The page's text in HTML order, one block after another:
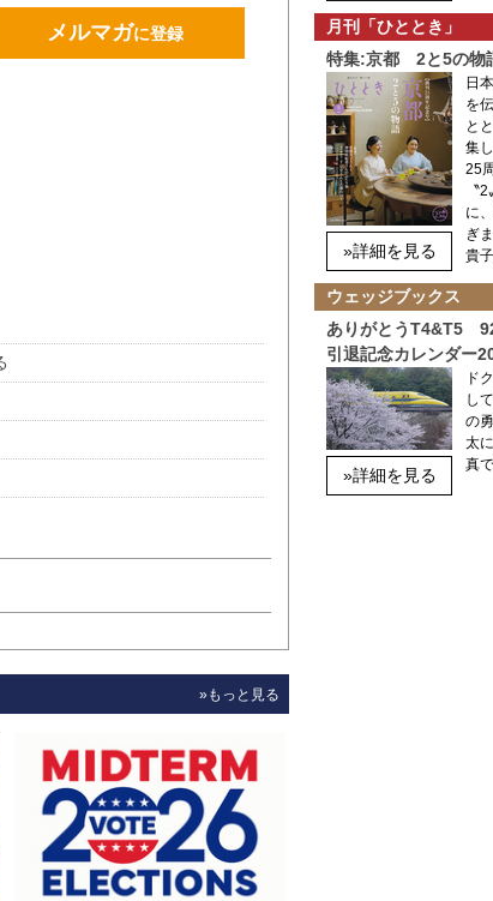
メルマガに登録
»もっと見る
月刊「ひととき」
特集:京都 2と5の物
»詳細を見る
日
を
と
集
25
〝
に
ぎ
貴
ウェッジブックス
ありがとうT4&T5
引退記念カレンダー
»詳細を見る
ド
し
の
太
真